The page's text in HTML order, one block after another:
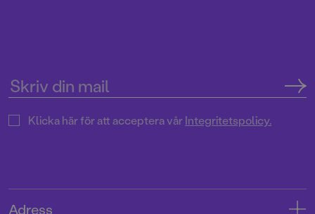
Klicka här för att acceptera vårIntegritetspolicy.
Adress